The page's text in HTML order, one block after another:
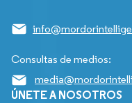
Consultas de medios:
ÚNETE A NOSOTROS